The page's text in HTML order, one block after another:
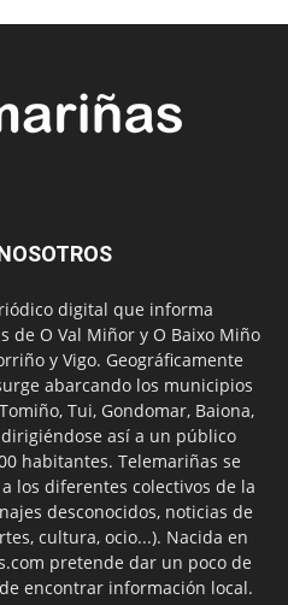
digital que informa
de O Val Miñor y O Baixo Miño
y Vigo. Geográficamente
abarcando los municipios
Tui, Gondomar, Baiona,
así a un público
habitantes. Telemariñas se
los diferentes colectivos de la
desconocidos, noticias de
cultura, ocio...). Nacida en
pretende dar un poco de
encontrar información local.